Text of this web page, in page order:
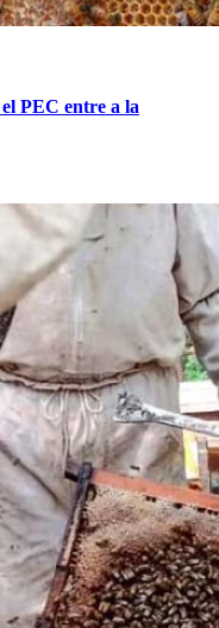
PEC entre a la